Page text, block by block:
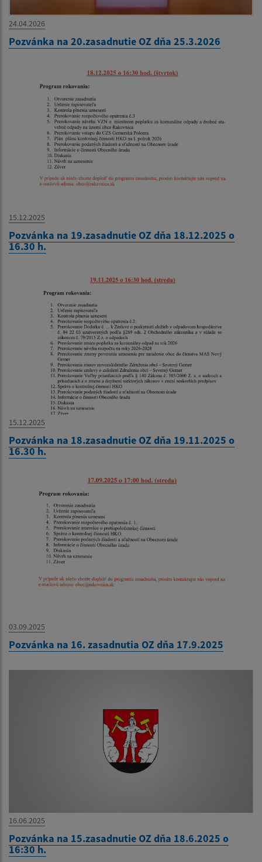
24.04.2026
Pozvánka na 20.zasadnutie OZ dňa 25.3.2026
15.12.2025
Pozvánka na 19.zasadnutie OZ dňa 18.12.2025 o
16.30 h.
15.12.2025
Pozvánka na 18.zasadnutie OZ dňa 19.11.2025 o
16.30 h.
03.09.2025
Pozvánka na 16. zasadnutia OZ dňa 17.9.2025
16.06.2025
Pozvánka na 15.zasadnutie OZ dňa 18.6.2025 o
16:30 h.